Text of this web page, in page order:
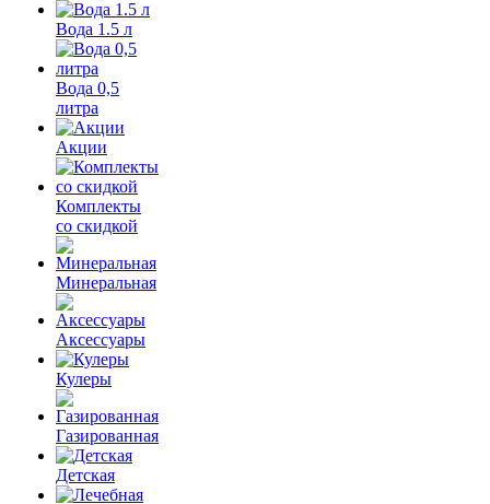
Вода 1.5 л
Вода 0,5
литра
Акции
Комплекты
со скидкой
Минеральная
Аксессуары
Кулеры
Газированная
Детская